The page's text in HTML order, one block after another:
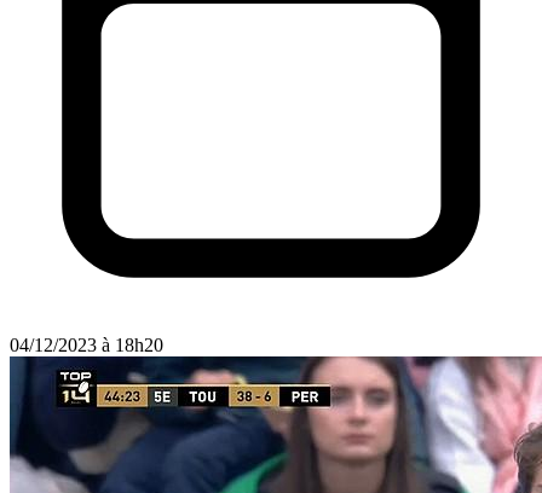
04/12/2023 à 18h20